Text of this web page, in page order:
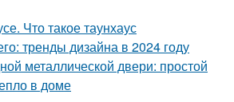
Что такое таунхаус
тренды дизайна в 2024 году
металлической двери: простой
в доме